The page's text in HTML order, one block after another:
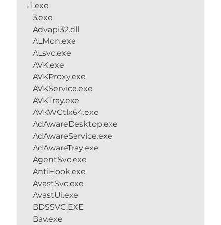
→1.exe
3.exe
Advapi32.dll
ALMon.exe
ALsvc.exe
AVK.exe
AVKProxy.exe
AVKService.exe
AVKTray.exe
AVKWCtlx64.exe
AdAwareDesktop.exe
AdAwareService.exe
AdAwareTray.exe
AgentSvc.exe
AntiHook.exe
AvastSvc.exe
AvastUi.exe
BDSSVC.EXE
Bav.exe